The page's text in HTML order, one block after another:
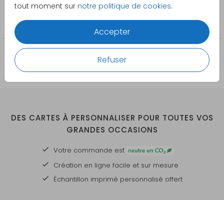
tout moment sur notre politique de cookies.
Accepter
Refuser
Catégorie
Filles
DES CARTES À PERSONNALISER POUR TOUTES VOS
GRANDES OCCASIONS
Votre commande est
Création en ligne facile et sur mesure
Échantillon imprimé personnalisé offert